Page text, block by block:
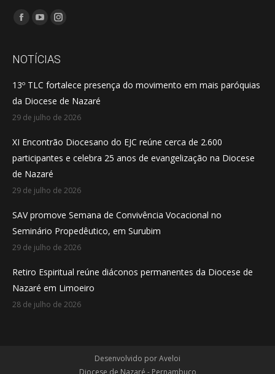
Encontre-nos em:
Facebook
opens
new
window
YouTube
opens
new
window
Instagram
opens
new
window
NOTÍCIAS
13º TLC fortalece presença do movimento em mais paróquias
da Diocese de Nazaré
29 de julho de 2026
XI Encontrão Diocesano do EJC reúne cerca de 2.600
participantes e celebra 25 anos de evangelização na Diocese
de Nazaré
29 de julho de 2026
SAV promove Semana de Convivência Vocacional no
Seminário Propedêutico, em Surubim
29 de julho de 2026
Retiro Espiritual reúne diáconos permanentes da Diocese de
Nazaré em Limoeiro
28 de julho de 2026
Desenvolvido porAveloi